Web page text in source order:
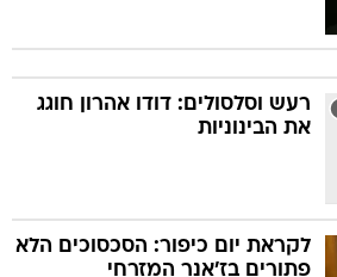
רעש וסלסולים: דודו אהרון חוגג
את הבינוניות
לקראת יום כיפור: הסכסוכים הלא
פתורים בז'אנר המזרחי